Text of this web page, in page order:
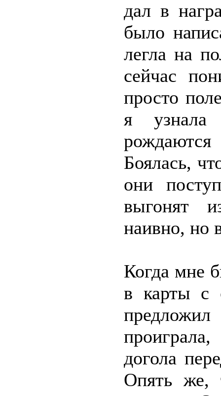
дал в
было
легла на
сейчас
просто
я узнала
Боялась,
они
выгонят
наивно, но
Когда мне
в карты с
догола
Опять же,